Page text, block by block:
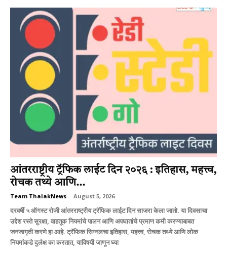
आंतरराष्ट्रीय ट्रॅफिक लाईट दिन २०२६ : इतिहास, महत्त्व,
रोचक तथ्ये आणि...
Team ThalakNews - August 5, 2026
दरवर्षी ५ ऑगस्ट रोजी आंतरराष्ट्रीय ट्रॅफिक लाईट दिन साजरा केला जातो. या दिवसाचा
उद्देश रस्ते सुरक्षा, वाहतूक नियमांचे पालन आणि अपघातांचे प्रमाण कमी करण्याबाबत
जनजागृती करणे हा आहे. ट्रॅफिक सिग्नलचा इतिहास, महत्त्व, रोचक तथ्ये आणि लोक
नियमांकडे दुर्लक्ष का करतात, याविषयी जाणून घ्या